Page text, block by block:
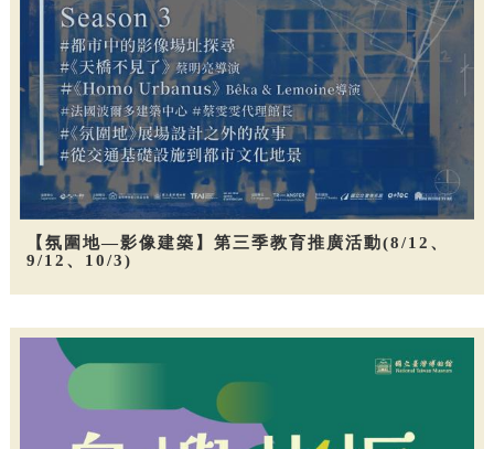
【氛圍地—影像建築】第三季教育推廣活動(8/12、
9/12、10/3)